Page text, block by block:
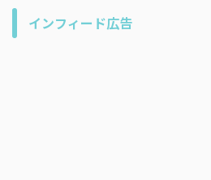
インフィード広告